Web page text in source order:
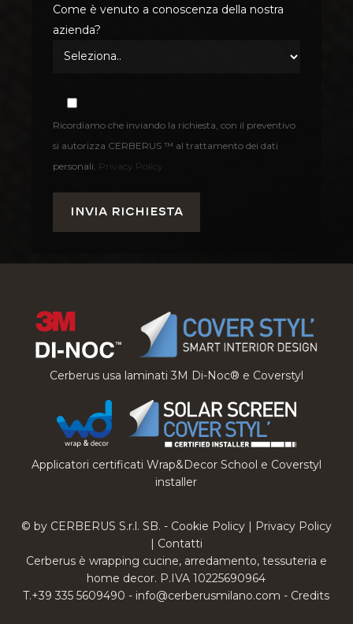
Come è venuto a conoscenza della nostra
azienda?
Ricordiamo che inviando la richiesta, con il preventivo
si autorizza CERBERUS ™ al trattamento dei dati
personali. Privacy Policy
Cerberus usa laminati 3M Di-Noc® e Coverstyl
Applicatori certificati Wrap&Decor School e Coverstyl
installer
© by CERBERUS S.r.l. SB. - Cookie Policy| Privacy Policy
| Contatti
Cerberus è wrapping cucine, arredamento, tessuteria e
home decor. P.IVA 10225690964
T.+39 335 5609490 - info@cerberusmilano.com - Credits